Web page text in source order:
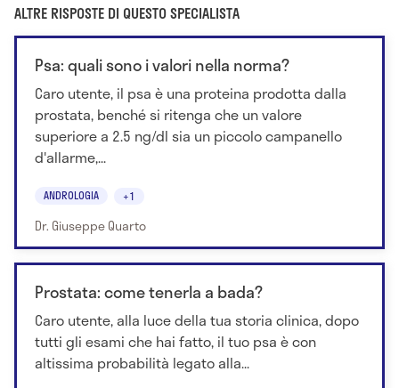
ALTRE RISPOSTE DI QUESTO SPECIALISTA
Psa: quali sono i valori nella norma?
Caro utente, il psa è una proteina prodotta dalla
prostata, benché si ritenga che un valore
superiore a 2.5 ng/dl sia un piccolo campanello
d'allarme,...
ANDROLOGIA +1
Dr. Giuseppe Quarto
Prostata: come tenerla a bada?
Caro utente, alla luce della tua storia clinica, dopo
tutti gli esami che hai fatto, il tuo psa è con
altissima probabilità legato alla...